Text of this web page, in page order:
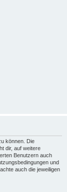
können. Die
dir, auf weitere
Benutzern auch
und
auch die jeweiligen